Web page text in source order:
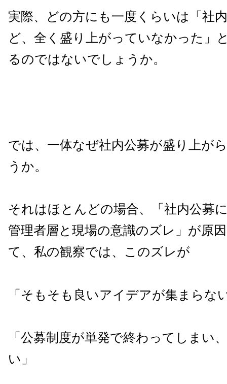
実際、どの方にも一度くらいは「社
ど、全く盛り上がっていなかった」
るのではないでしょうか。
では、一体なぜ社内公募が盛り上が
うか。
それはほとんどの場合、「社内公募
管理者層と現場の意識のズレ」が原
て、私の観察では、このズレが
「そもそも良いアイデアが集まらな
「公募制度が単発で終わってしまい
い」